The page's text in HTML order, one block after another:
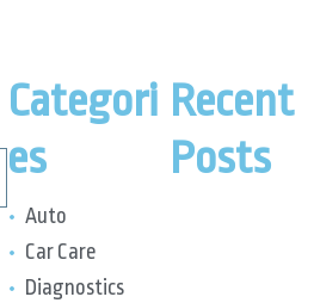
Categori
es
Auto
Car Care
Diagnostics
Recent
Posts